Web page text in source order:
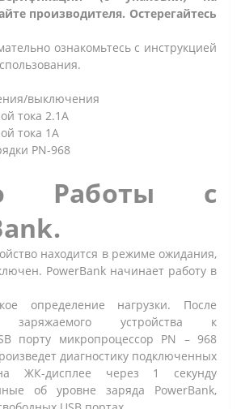
производителя. Остерегайтесь
ознакомьтесь с инструкцией
выключения
тока 2.1А
тока 1А
PN-968
Работы с
находится в режиме ожидания,
PowerBank начинает работу в
определение нагрузки. После
заряжаемого устройства к
порту микропроцессор PN – 968
диагностику подключенных
ЖК-дисплее через 1 секунду
об уровне заряда PowerBank,